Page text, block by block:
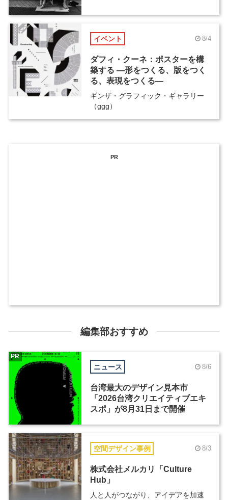
イベント 8/4
ダフィ・クーネ：ポスターを構
築する ―形をつくる、版をつく
る、表現をつくる―
ギンザ・グラフィック・ギャラリー
（ggg）
PR
編集部おすすめ
ニュース 8/6
台湾最大のデザイン見本市
「2026台湾クリエイティブエキ
スポ」が8月31日まで開催
PR
空間デザイン事例 8/3
株式会社メルカリ「Culture
Hub」
人と人がつながり、アイデアを加速